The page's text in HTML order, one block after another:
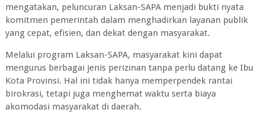
mengatakan, peluncuran Laksan-SAPA menjadi bukti nyata
komitmen pemerintah dalam menghadirkan layanan publik
yang cepat, efisien, dan dekat dengan masyarakat.
Melalui program Laksan-SAPA, masyarakat kini dapat
mengurus berbagai jenis perizinan tanpa perlu datang ke Ibu
Kota Provinsi. Hal ini tidak hanya memperpendek rantai
birokrasi, tetapi juga menghemat waktu serta biaya
akomodasi masyarakat di daerah.